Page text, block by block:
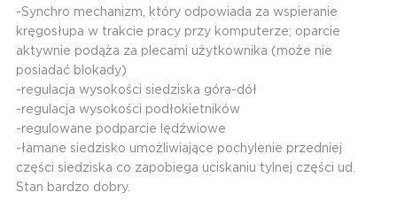
-Synchro mechanizm, który odpowiada za wspieranie
kręgosłupa w trakcie pracy przy komputerze; oparcie
aktywnie podąża za plecami użytkownika (może nie
posiadać blokady)
-regulacja wysokości siedziska góra-dół
-regulacja wysokości podłokietników
-regulowane podparcie lędźwiowe
-łamane siedzisko umożliwiające pochylenie przedniej
części siedziska co zapobiega uciskaniu tylnej części ud.
Stan bardzo dobry.